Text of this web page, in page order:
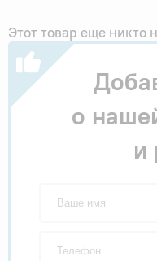
Этот товар еще никто
о
и